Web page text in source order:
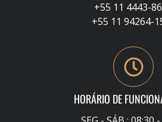
+55 11 4443-
+55 11 94264-
HORÁRIO DE